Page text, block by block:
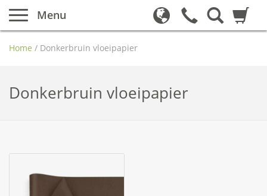
Menu
Home / Donkerbruin vloeipapier
Donkerbruin vloeipapier